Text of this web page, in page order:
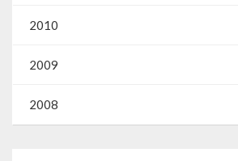
2010
2009
2008